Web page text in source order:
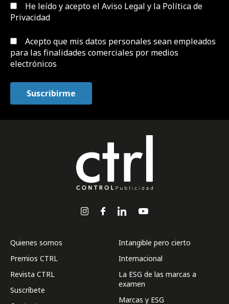
He leído y acepto el Aviso Legal y la Política de
Privacidad
Acepto que mis datos personales sean empleados
para las finalidades comerciales por medios
electrónicos
Quienes somos
Premios CTRL
Revista CTRL
Suscríbete
Intangible pero cierto
Internacional
La ESG de las marcas a
examen
Marcas y ESG